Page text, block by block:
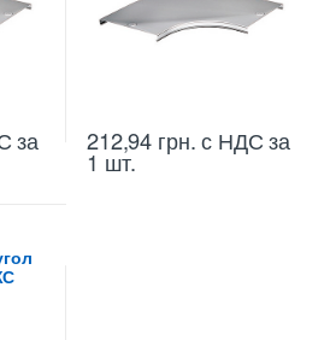
за 212,94 грн.с НДС за
1 шт.